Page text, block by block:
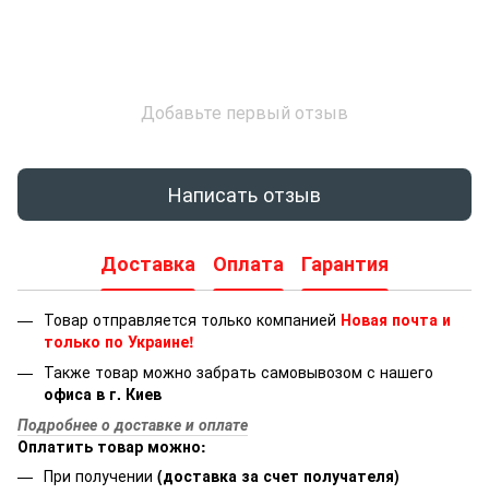
Добавьте первый отзыв
Написать отзыв
Доставка Оплата Гарантия
Товар отправляется только компанией Новая почта и
только по Украине!
Также товар можно забрать самовывозом с нашего
офиса в г. Киев
Подробнее о доставке и оплате
Оплатить товар можно:
При получении (доставка за счет получателя)